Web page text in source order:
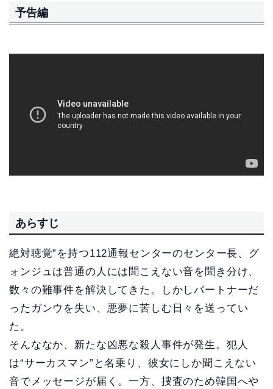
予告編
あらすじ
絶対聴覚”を持つ112通報センターのセンター長、グ
ォンジュは普通の人には聞こえない音を聞き分け、
数々の難事件を解決してきた。しかしパートナーだ
ったガンウを失い、悪夢に苦しむ日々を送ってい
た。
そんななか、新たな凶悪な殺人事件が発生。犯人
は“サーカスマン”と名乗り、彼女にしか聞こえない
音でメッセージが届く。一方、捜査のため韓国へや